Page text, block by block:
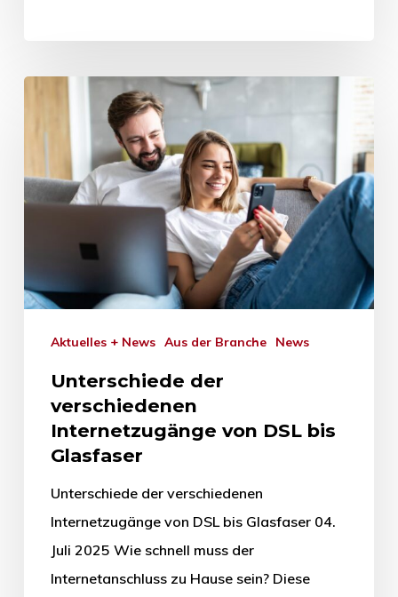
Aktuelles + News Aus der Branche News
Unterschiede der
verschiedenen
Internetzugänge von DSL bis
Glasfaser
Unterschiede der verschiedenen
Internetzugänge von DSL bis Glasfaser 04.
Juli 2025 Wie schnell muss der
Internetanschluss zu Hause sein? Diese